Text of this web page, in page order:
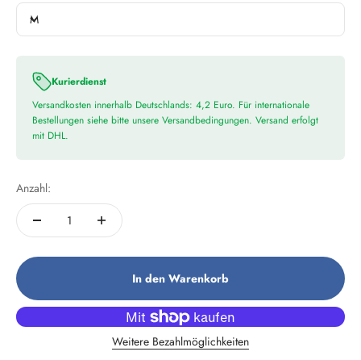
M
Kurierdienst
Versandkosten innerhalb Deutschlands: 4,2 Euro. Für internationale
Bestellungen siehe bitte unsere Versandbedingungen. Versand erfolgt
mit DHL.
Anzahl:
In den Warenkorb
Weitere Bezahlmöglichkeiten